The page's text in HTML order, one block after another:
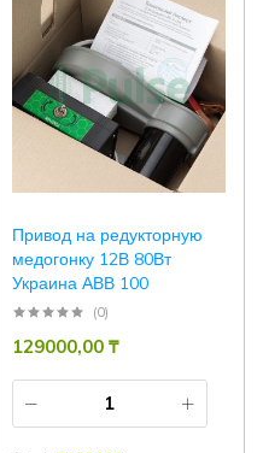
Привод на редукторную
медогонку 12В 80Вт
Украина АВВ 100
(0)
129000,00 ₸